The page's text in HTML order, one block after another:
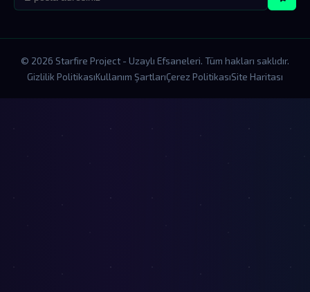
© 2026 Starfire Project - Uzaylı Efsaneleri. Tüm hakları saklıdır.
Gizlilik PolitikasıKullanım ŞartlarıÇerez PolitikasıSite Haritası